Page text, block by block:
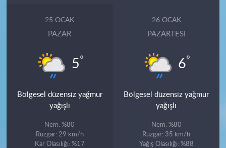
25 OCAK
PAZAR
5°
Bölgesel düzensiz yağmur
yağışlı
Nem: %80
Rüzgar: 29 km/h
Kar Olasılığı: %17
26 OCAK
PAZARTESI
6°
Bölgesel düzensiz yağmur
yağışlı
Nem: %80
Rüzgar: 35 km/h
Yağış Olasılığı: %88